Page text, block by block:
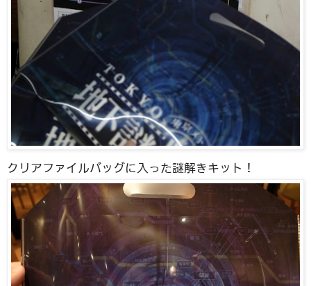
クリアファイルバッグに入った謎解きキット！